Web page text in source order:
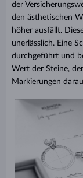
der
den ästhetischen
höher ausfällt.
unerlässlich. Eine
durchgeführt und
Wert der Steine,
Markierungen